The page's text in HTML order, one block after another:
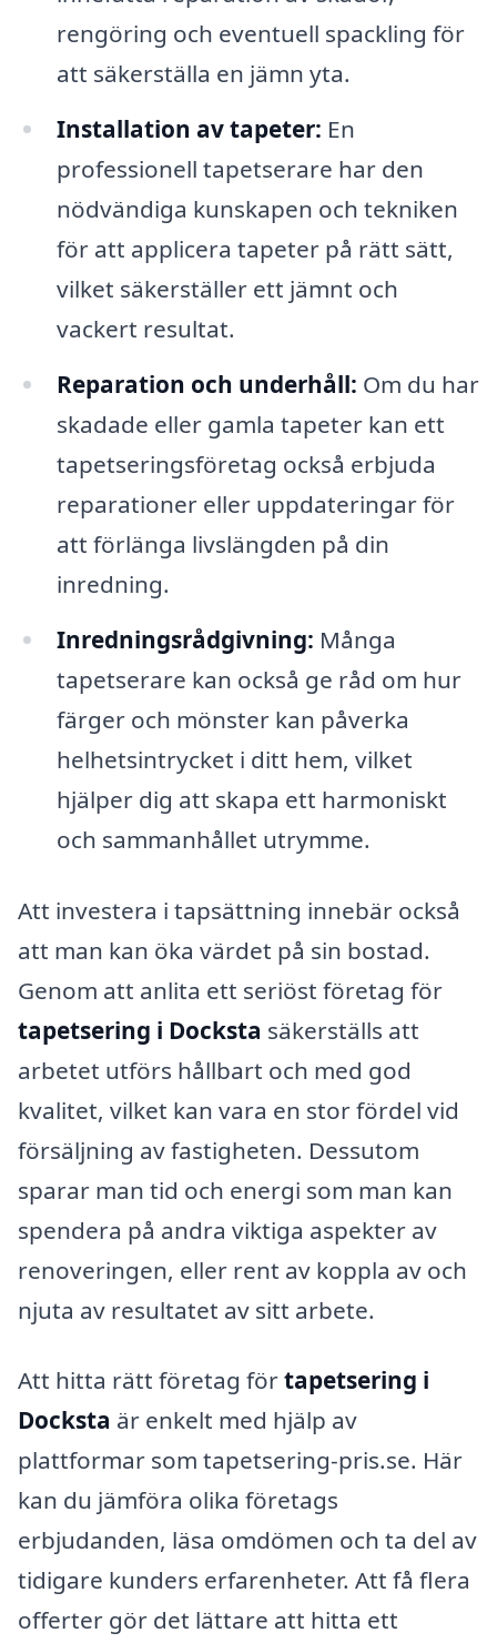
rengöring och eventuell spackling för
att säkerställa en jämn yta.
Installation av tapeter: En
professionell tapetserare har den
nödvändiga kunskapen och tekniken
för att applicera tapeter på rätt sätt,
vilket säkerställer ett jämnt och
vackert resultat.
Reparation och underhåll: Om du har
skadade eller gamla tapeter kan ett
tapetseringsföretag också erbjuda
reparationer eller uppdateringar för
att förlänga livslängden på din
inredning.
Inredningsrådgivning: Många
tapetserare kan också ge råd om hur
färger och mönster kan påverka
helhetsintrycket i ditt hem, vilket
hjälper dig att skapa ett harmoniskt
och sammanhållet utrymme.
Att investera i tapsättning innebär också
att man kan öka värdet på sin bostad.
Genom att anlita ett seriöst företag för
tapetsering i Docksta säkerställs att
arbetet utförs hållbart och med god
kvalitet, vilket kan vara en stor fördel vid
försäljning av fastigheten. Dessutom
sparar man tid och energi som man kan
spendera på andra viktiga aspekter av
renoveringen, eller rent av koppla av och
njuta av resultatet av sitt arbete.
Att hitta rätt företag förtapetsering i
Docksta är enkelt med hjälp av
plattformar som tapetsering-pris.se. Här
kan du jämföra olika företags
erbjudanden, läsa omdömen och ta del av
tidigare kunders erfarenheter. Att få flera
offerter gör det lättare att hitta ett